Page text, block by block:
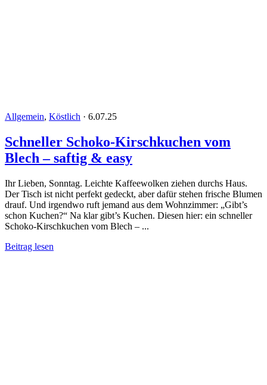
Allgemein, Köstlich · 6.07.25
Schneller Schoko-Kirschkuchen vom
Blech – saftig & easy
Ihr Lieben, Sonntag. Leichte Kaffeewolken ziehen durchs Haus.
Der Tisch ist nicht perfekt gedeckt, aber dafür stehen frische Blumen
drauf. Und irgendwo ruft jemand aus dem Wohnzimmer: „Gibt’s
schon Kuchen?“ Na klar gibt’s Kuchen. Diesen hier: ein schneller
Schoko-Kirschkuchen vom Blech – ...
Beitrag lesen